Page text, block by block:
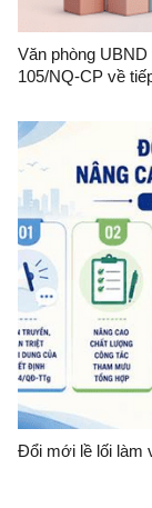
Văn phòng
105/NQ-CP về
Đổi mới lề lối làm